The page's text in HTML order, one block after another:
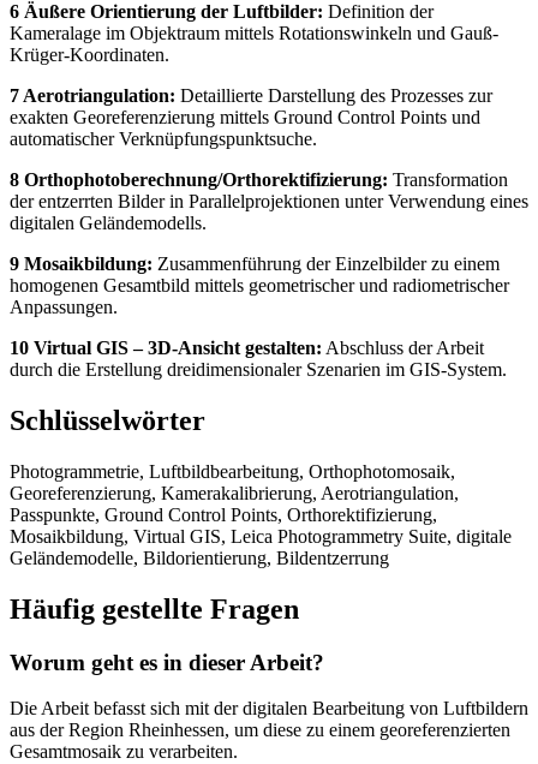
6 Äußere Orientierung der Luftbilder: Definition der
Kameralage im Objektraum mittels Rotationswinkeln und Gauß-
Krüger-Koordinaten.
7 Aerotriangulation: Detaillierte Darstellung des Prozesses zur
exakten Georeferenzierung mittels Ground Control Points und
automatischer Verknüpfungspunktsuche.
8 Orthophotoberechnung/Orthorektifizierung: Transformation
der entzerrten Bilder in Parallelprojektionen unter Verwendung eines
digitalen Geländemodells.
9 Mosaikbildung: Zusammenführung der Einzelbilder zu einem
homogenen Gesamtbild mittels geometrischer und radiometrischer
Anpassungen.
10 Virtual GIS – 3D-Ansicht gestalten: Abschluss der Arbeit
durch die Erstellung dreidimensionaler Szenarien im GIS-System.
Schlüsselwörter
Photogrammetrie, Luftbildbearbeitung, Orthophotomosaik,
Georeferenzierung, Kamerakalibrierung, Aerotriangulation,
Passpunkte, Ground Control Points, Orthorektifizierung,
Mosaikbildung, Virtual GIS, Leica Photogrammetry Suite, digitale
Geländemodelle, Bildorientierung, Bildentzerrung
Häufig gestellte Fragen
Worum geht es in dieser Arbeit?
Die Arbeit befasst sich mit der digitalen Bearbeitung von Luftbildern
aus der Region Rheinhessen, um diese zu einem georeferenzierten
Gesamtmosaik zu verarbeiten.